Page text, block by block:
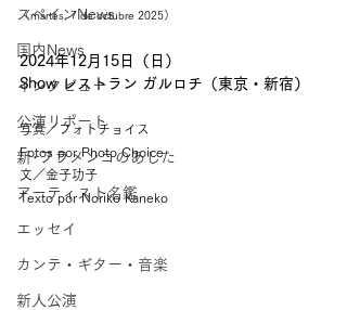
スペインNews
国内News
インタビュー
公演リポート
新･フラメンコのあした
アーティスト名鑑
エッセイ
カンテ・ギター・音楽
新人公演
（martes, 7 de octubre 2025）
2024年12月15日（日）
Show レストラン ガルロチ（東京・新宿）
写真／フォトチョイス
Fotos por Photo Choice
文／金子功子
Texto por Noriko Kaneko